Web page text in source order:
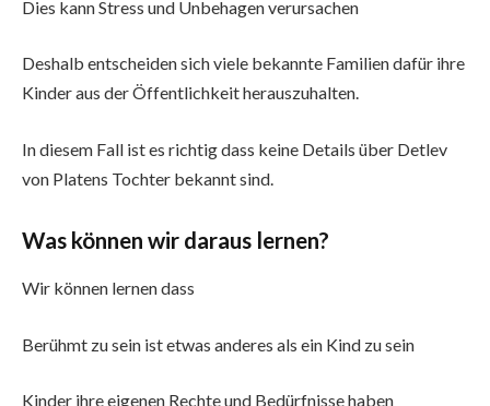
Dies kann Stress und Unbehagen verursachen
Deshalb entscheiden sich viele bekannte Familien dafür ihre
Kinder aus der Öffentlichkeit herauszuhalten.
In diesem Fall ist es richtig dass keine Details über Detlev
von Platens Tochter bekannt sind.
Was können wir daraus lernen?
Wir können lernen dass
Berühmt zu sein ist etwas anderes als ein Kind zu sein
Kinder ihre eigenen Rechte und Bedürfnisse haben